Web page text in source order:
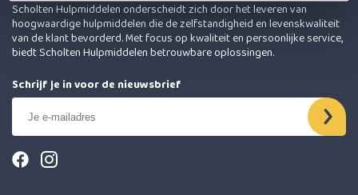
Scholten Hulpmiddelen onderscheidt zich door het leveren van
hoogwaardige hulpmiddelen die de zelfstandigheid en levenskwaliteit
van de klant bevorderd. Met focus op kwaliteit en persoonlijke service,
biedt Scholten Hulpmiddelen betrouwbare oplossingen.
Schrijf je in voor de nieuwsbrief